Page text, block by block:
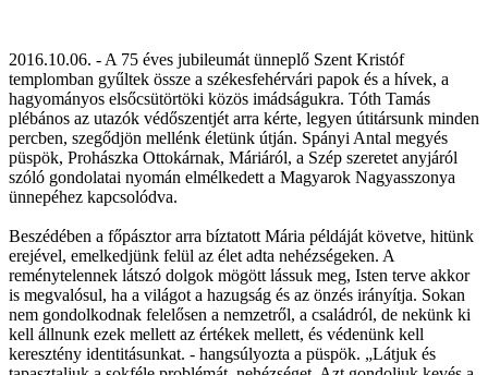
2016.10.06. - A 75 éves jubileumát ünneplő Szent Kristóf
templomban gyűltek össze a székesfehérvári papok és a hívek, a
hagyományos elsőcsütörtöki közös imádságukra. Tóth Tamás
plébános az utazók védőszentjét arra kérte, legyen útitársunk minden
percben, szegődjön mellénk életünk útján. Spányi Antal megyés
püspök, Prohászka Ottokárnak, Máriáról, a Szép szeretet anyjáról
szóló gondolatai nyomán elmélkedett a Magyarok Nagyasszonya
ünnepéhez kapcsolódva.
Beszédében a főpásztor arra bíztatott Mária példáját követve, hitünk
erejével, emelkedjünk felül az élet adta nehézségeken. A
reménytelennek látszó dolgok mögött lássuk meg, Isten terve akkor
is megvalósul, ha a világot a hazugság és az önzés irányítja. Sokan
nem gondolkodnak felelősen a nemzetről, a családról, de nekünk ki
kell állnunk ezek mellett az értékek mellett, és védenünk kell
keresztény identitásunkat. - hangsúlyozta a püspök. „Látjuk és